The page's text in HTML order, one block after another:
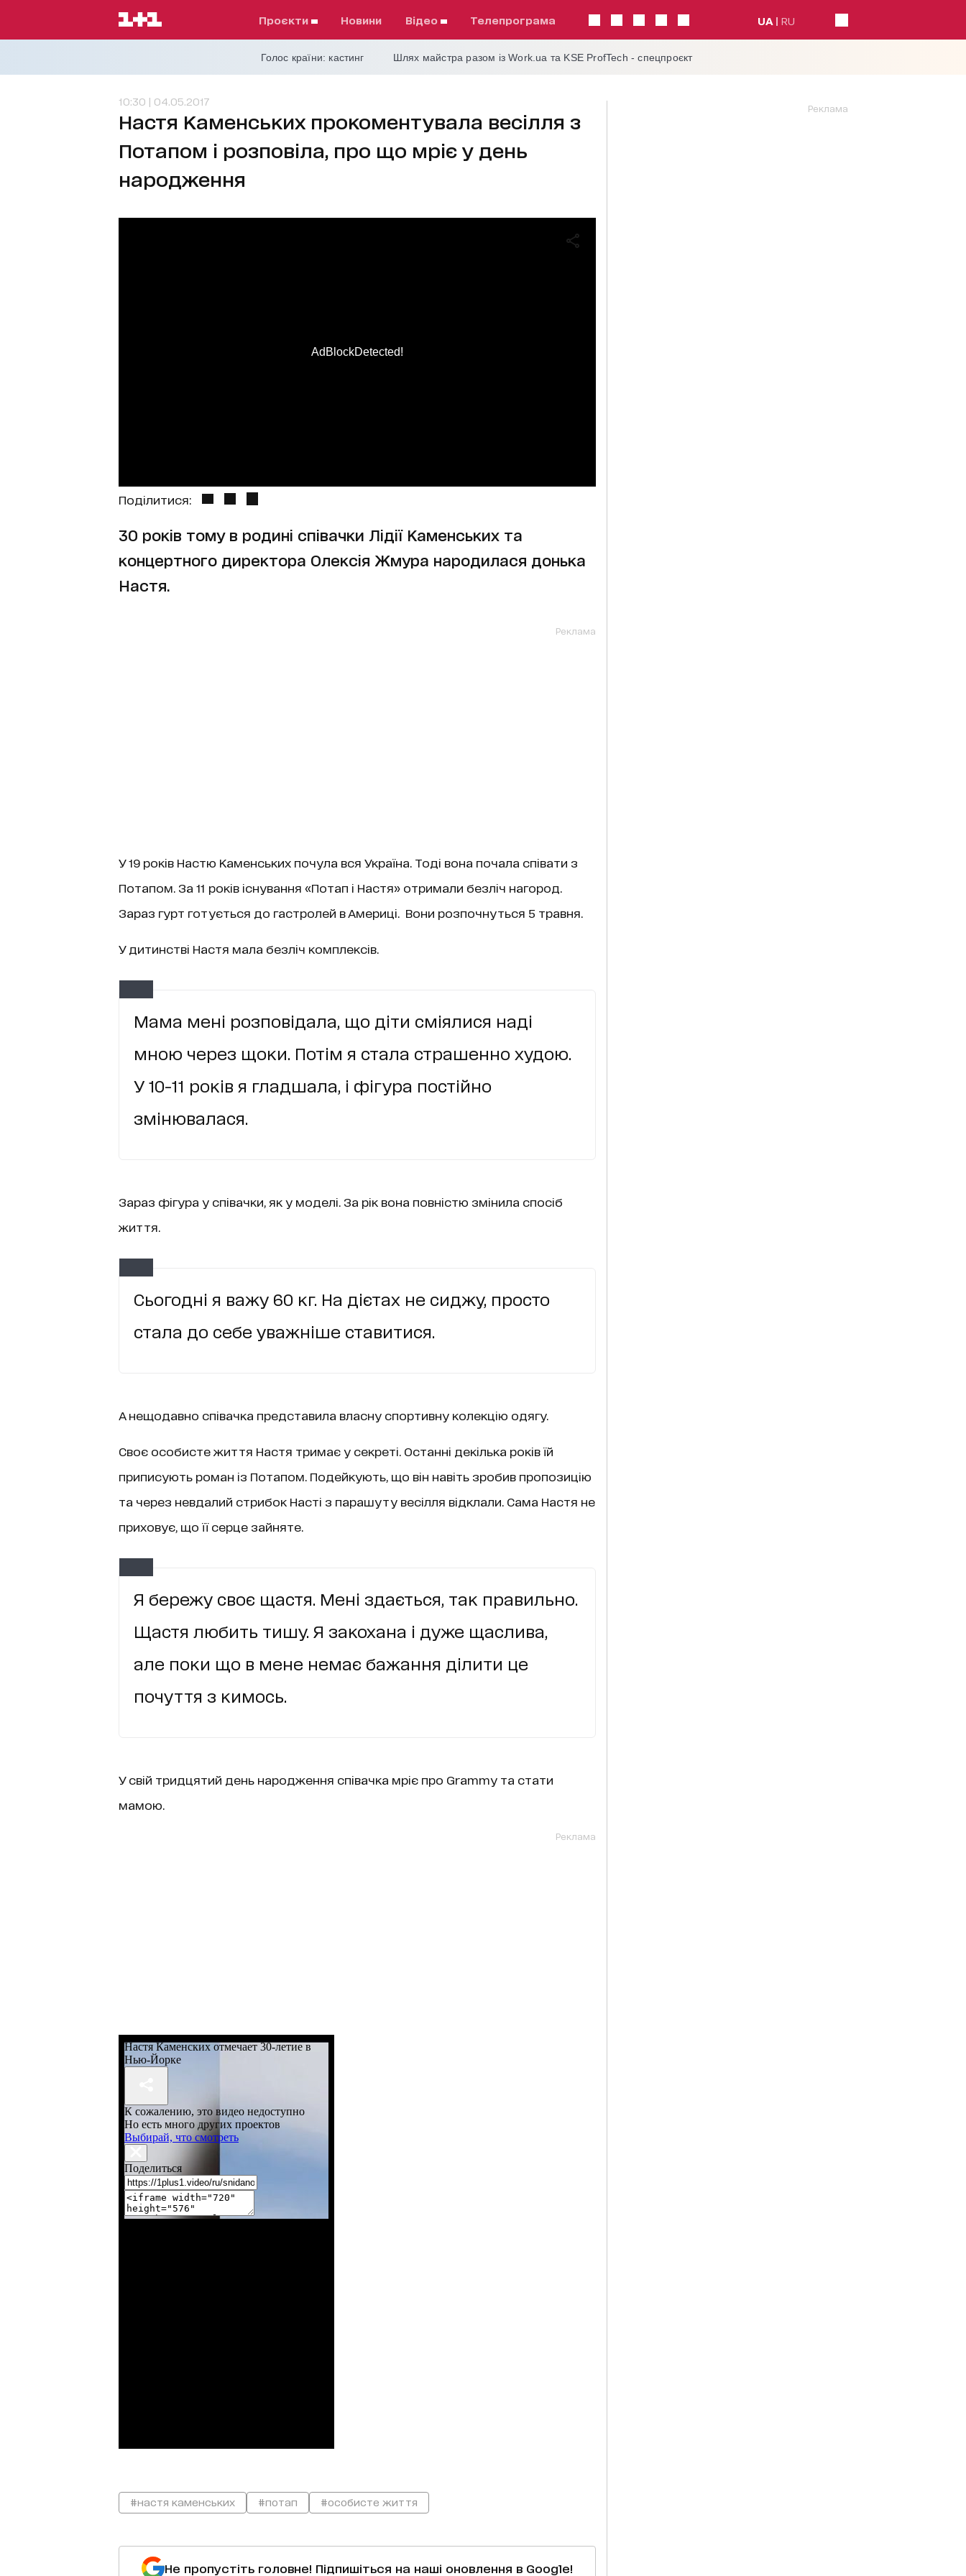
проєкти Новини відео телепрограма UA RU
Голос країни: кастинг Шлях майстра разом із Work.ua та KSE ProfTech - спецпроєкт
10:30 | 04.05.2017
Настя Каменських прокоментувала весілля з
Потапом і розповіла, про що мріє у день
народження
AdBlockDetected!
Поділитися:
30 років тому в родині співачки Лідії Каменських та
концертного директора Олексія Жмура народилася донька
Настя.
Реклама
У 19 років Настю Каменських почула вся Україна. Тоді вона почала співати з
Потапом. За 11 років існування «Потап і Настя» отримали безліч нагород.
Зараз гурт готується до гастролей в Америці. Вони розпочнуться 5 травня.
У дитинстві Настя мала безліч комплексів.
Мама мені розповідала, що діти сміялися наді
мною через щоки. Потім я стала страшенно худою.
У 10-11 років я гладшала, і фігура постійно
змінювалася.
Зараз фігура у співачки, як у моделі. За рік вона повністю змінила спосіб
життя.
Сьогодні я важу 60 кг. На дієтах не сиджу, просто
стала до себе уважніше ставитися.
А нещодавно співачка представила власну спортивну колекцію одягу.
Своє особисте життя Настя тримає у секреті. Останні декілька років їй
приписують роман із Потапом. Подейкують, що він навіть зробив пропозицію
та через невдалий стрибок Насті з парашуту весілля відклали. Сама Настя не
приховує, що її серце зайняте.
Я бережу своє щастя. Мені здається, так правильно.
Щастя любить тишу. Я закохана і дуже щаслива,
але поки що в мене немає бажання ділити це
почуття з кимось.
У свій тридцятий день народження співачка мріє про Grammy та стати
мамою.
Реклама
#настя каменських #потап #особисте життя
Не пропустіть головне! Підпишіться на наші оновлення в Google!
Реклама